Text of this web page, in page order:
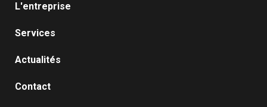
L'entreprise
Services
Actualités
Contact